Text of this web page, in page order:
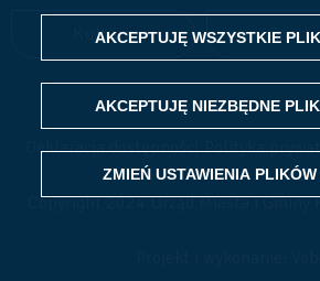
AKCEPTUJĘ WSZYSTKIE
AKCEPTUJĘ NIEZBĘDNE
WITHDRAW
ZMIEŃ USTAWIENIA PLIKÓW
Kultura Sport
Copyright 2024 Urząd Miasta i Gminy
Deklaracja dostępności Polityka